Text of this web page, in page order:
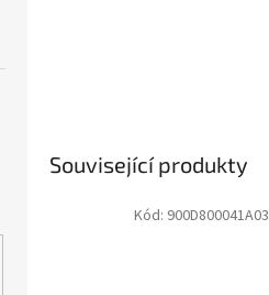
Související produkty
Kód: 900D800041A03